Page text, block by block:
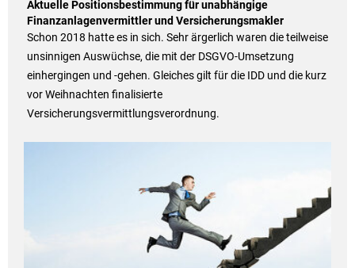
Aktuelle Positionsbestimmung für unabhängige
Finanzanlagenvermittler und Versicherungsmakler
Schon 2018 hatte es in sich. Sehr ärgerlich waren die teilweise
unsinnigen Auswüchse, die mit der DSGVO-Umsetzung
einhergingen und -gehen. Gleiches gilt für die IDD und die kurz
vor Weihnachten finalisierte
Versicherungsvermittlungsverordnung.